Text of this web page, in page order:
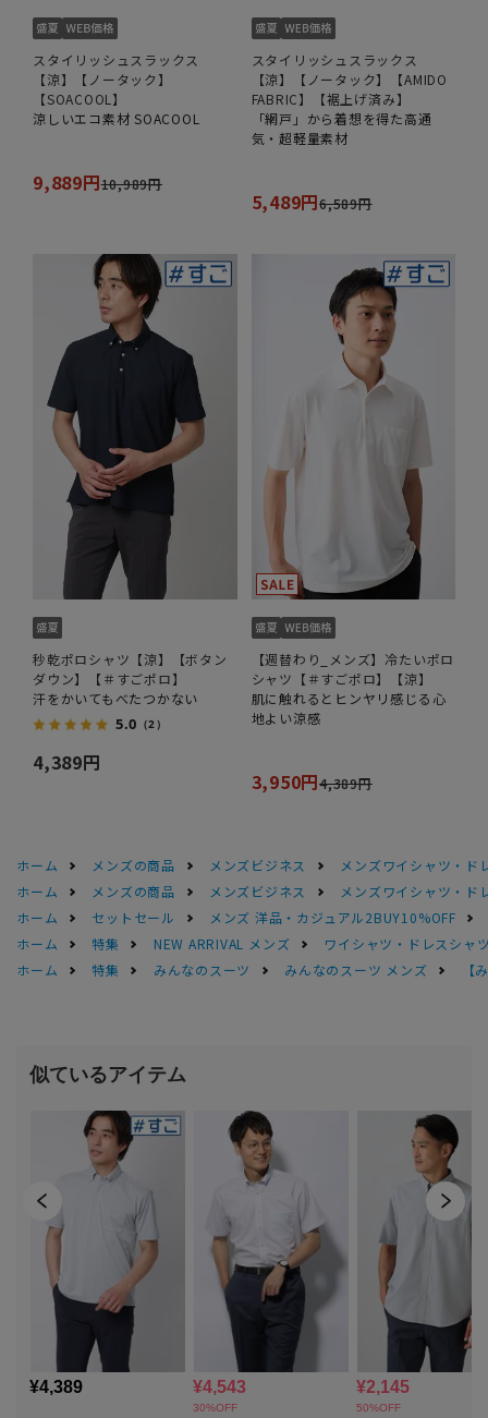
スタイリッシュスラックス
【涼】【ノータック】
【SOACOOL】
涼しいエコ素材 SOACOOL
9,889円10,989円
スタイリッシュスラックス
【涼】【ノータック】【AMIDO
FABRIC】【裾上げ済み】
「網戸」から着想を得た高通
気・超軽量素材
5,489円6,589円
秒乾ポロシャツ【涼】【ボタン
ダウン】【＃すごポロ】
汗をかいてもべたつかない
5.0 （2）
4,389円
【週替わり_メンズ】冷たいポロ
シャツ【＃すごポロ】【涼】
肌に触れるとヒンヤリ感じる心
地よい涼感
3,950円4,389円
ホーム メンズの商品 メンズビジネス
メンズワイシャツ・ド
ホーム
メンズの商品 メンズビジネス
メンズワイシャツ・ド
ホーム
セットセール
メンズ 洋品・カジュアル2BUY10%OFF
ホーム
特集 NEW ARRIVAL メンズ
ワイシャツ・ドレスシャ
ホーム
特集 みんなのスーツ みんなのスーツ メンズ 【